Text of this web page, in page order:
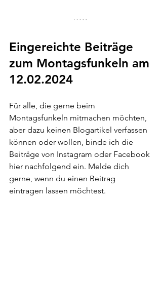
Eingereichte Beiträge
zum Montagsfunkeln am
12.02.2024
Für alle, die gerne beim
Montagsfunkeln mitmachen möchten,
aber dazu keinen Blogartikel verfassen
können oder wollen, binde ich die
Beiträge von Instagram oder Facebook
hier nachfolgend ein. Melde dich
gerne, wenn du einen Beitrag
eintragen lassen möchtest.